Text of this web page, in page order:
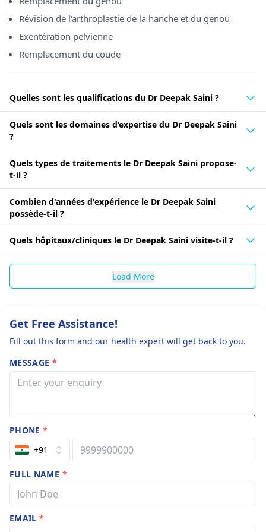
connaissances et son expertise avec la prochaine génération
de chirurgiens orthopédistes. Grâce à son dévouement aux
soins des patients et à ses compétences chirurgicales
exceptionnelles, le Dr Deepak Saini continue d'avoir un
impact significatif dans le domaine de l'arthroplastie et de
l'arthroplastie, offrant aux patients des solutions efficaces et
durables à leurs problèmes articulaires.
Révision de l'arthroplastie de la hanche et du genou
Exentération pelvienne
Remplacement du coude
Quelles sont les qualifications du Dr Deepak Saini ?
Quels sont les domaines d’expertise du Dr Deepak Saini
?
Quels types de traitements le Dr Deepak Saini propose-
t-il ?
Combien d'années d'expérience le Dr Deepak Saini
possède-t-il ?
Quels hôpitaux/cliniques le Dr Deepak Saini visite-t-il ?
Load More
Get Free Assistance!
Fill out this form and our health expert will get back to you.
MESSAGE *
PHONE*
+91
FULL NAME *
EMAIL*